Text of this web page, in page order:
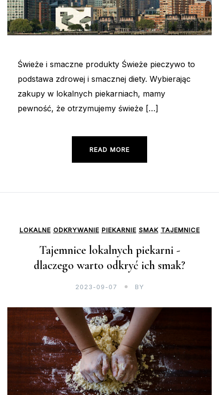
Świeże i smaczne produkty Świeże pieczywo to
podstawa zdrowej i smacznej diety. Wybierając
zakupy w lokalnych piekarniach, mamy
pewność, że otrzymujemy świeże […]
READ MORE
LOKALNE ODKRYWANIE PIEKARNIE SMAK TAJEMNICE
Tajemnice lokalnych piekarni -
dlaczego warto odkryć ich smak?
2023-09-07 BY